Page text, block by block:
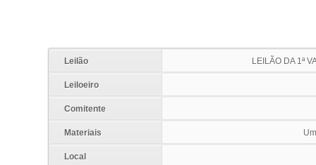
Leilão LEILÃO DA 1ª
Leiloeiro
Comitente
Materiais
Local